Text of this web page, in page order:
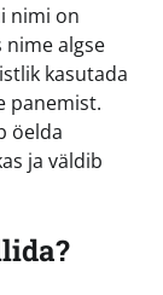
nimi on
nime algse
kasutada
panemist.
öelda
ja väldib